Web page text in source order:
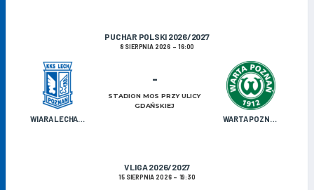
PUCHAR POLSKI 2026/2027
8 SIERPNIA 2026 16:00
WIARA LECHA OLDBOJE WARTA POZNAŃ U-19
-
STADION MOS PRZY ULICY
GDAŃSKIEJ
V LIGA 2026/2027
15 SIERPNIA 2026 19:30